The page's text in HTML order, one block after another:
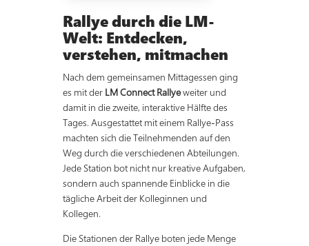
Rallye durch die LM-
Welt: Entdecken,
verstehen, mitmachen
Nach dem gemeinsamen Mittagessen ging
es mit der LM Connect Rallyeweiter und
damit in die zweite, interaktive Hälfte des
Tages. Ausgestattet mit einem Rallye-Pass
machten sich die Teilnehmenden auf den
Weg durch die verschiedenen Abteilungen.
Jede Station bot nicht nur kreative Aufgaben,
sondern auch spannende Einblicke in die
tägliche Arbeit der Kolleginnen und
Kollegen.
Die Stationen der Rallye boten jede Menge